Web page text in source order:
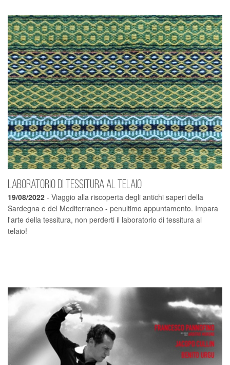
Laboratorio di Tessitura al telaio
19/08/2022 - Viaggio alla riscoperta degli antichi saperi della
Sardegna e del Mediterraneo - penultimo appuntamento. Impara
l'arte della tessitura, non perderti il laboratorio di tessitura al
telaio!